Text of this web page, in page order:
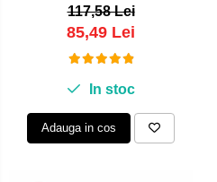
117,58 Lei
85,49 Lei
In stoc
Adauga in cos